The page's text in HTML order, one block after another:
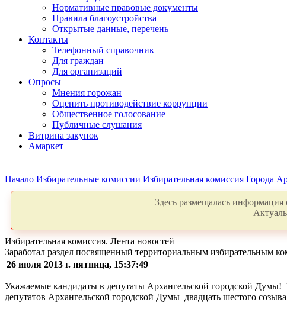
Нормативные правовые документы
Правила благоустройства
Открытые данные, перечень
Контакты
Телефонный справочник
Для граждан
Для организаций
Опросы
Мнения горожан
Оценить противодействие коррупции
Общественное голосование
Публичные слушания
Витрина закупок
Амаркет
Начало Избирательные комиссии Избирательная комиссия Города
Здесь размещалась
Избирательная комиссия. Лента новостей
Заработал раздел посвященный территориальным избирательным
26 июля 2013 г. пятница, 15:37:49
Укажаемые кандидаты в депутаты Архангельской городской
депутатов Архангельской городской Думы двадцать шестого